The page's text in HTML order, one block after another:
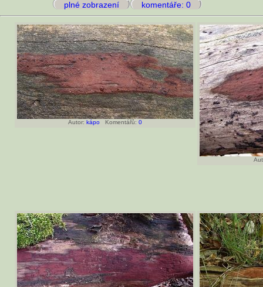
plné zobrazení komentáře: 0
Autor: kápo Komentářů: 0